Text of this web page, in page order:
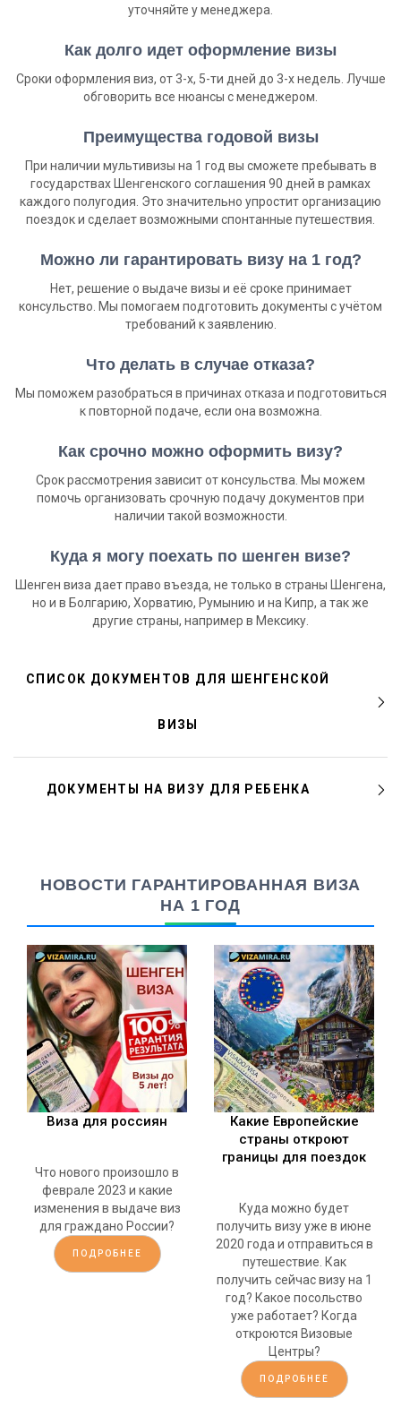
уточняйте у менеджера.
Как долго идет оформление визы
Сроки оформления виз, от 3-х, 5-ти дней до 3-х недель. Лучше
обговорить все нюансы с менеджером.
Преимущества годовой визы
При наличии мультивизы на 1 год вы сможете пребывать в
государствах Шенгенского соглашения 90 дней в рамках
каждого полугодия. Это значительно упростит организацию
поездок и сделает возможными спонтанные путешествия.
Можно ли гарантировать визу на 1 год?
Нет, решение о выдаче визы и её сроке принимает
консульство. Мы помогаем подготовить документы с учётом
требований к заявлению.
Что делать в случае отказа?
Мы поможем разобраться в причинах отказа и подготовиться
к повторной подаче, если она возможна.
Как срочно можно оформить визу?
Срок рассмотрения зависит от консульства. Мы можем
помочь организовать срочную подачу документов при
наличии такой возможности.
Куда я могу поехать по шенген визе?
Шенген виза дает право въезда, не только в страны Шенгена,
но и в Болгарию, Хорватию, Румынию и на Кипр, а так же
другие страны, например в Мексику.
СПИСОК ДОКУМЕНТОВ ДЛЯ ШЕНГЕНСКОЙ
ВИЗЫ
ДОКУМЕНТЫ НА ВИЗУ ДЛЯ РЕБЕНКА
НОВОСТИ ГАРАНТИРОВАННАЯ ВИЗА
НА 1 ГОД
Виза для россиян
Что нового произошло в
феврале 2023 и какие
изменения в выдаче виз
для граждано России?
ПОДРОБНЕЕ
Какие Европейские
страны откроют
границы для поездок
Куда можно будет
получить визу уже в июне
2020 года и отправиться в
путешествие. Как
получить сейчас визу на 1
год? Какое посольство
уже работает? Когда
откроются Визовые
Центры?
ПОДРОБНЕЕ